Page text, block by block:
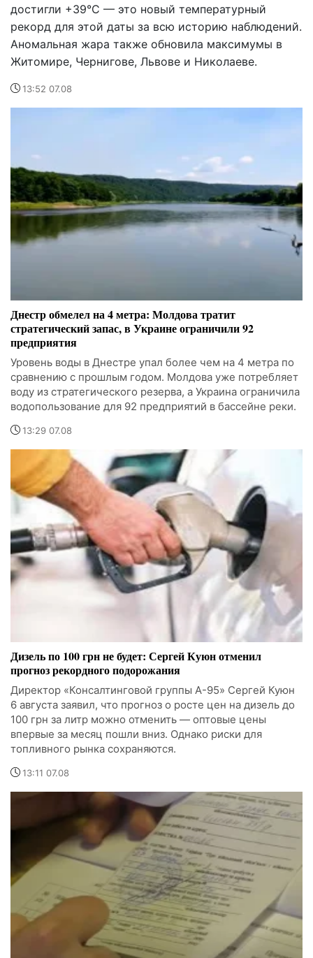
достигли +39°C — это новый температурный
рекорд для этой даты за всю историю наблюдений.
Аномальная жара также обновила максимумы в
Житомире, Чернигове, Львове и Николаеве.
13:52 07.08
Днестр обмелел на 4 метра: Молдова тратит
стратегический запас, в Украине ограничили 92
предприятия
Уровень воды в Днестре упал более чем на 4 метра по
сравнению с прошлым годом. Молдова уже потребляет
воду из стратегического резерва, а Украина ограничила
водопользование для 92 предприятий в бассейне реки.
13:29 07.08
Дизель по 100 грн не будет: Сергей Куюн отменил
прогноз рекордного подорожания
Директор «Консалтинговой группы А-95» Сергей Куюн
6 августа заявил, что прогноз о росте цен на дизель до
100 грн за литр можно отменить — оптовые цены
впервые за месяц пошли вниз. Однако риски для
топливного рынка сохраняются.
13:11 07.08